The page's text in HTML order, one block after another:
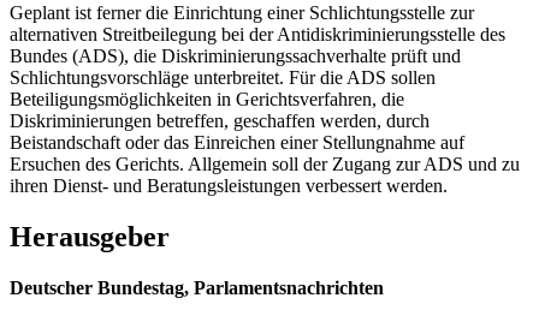
Geplant ist ferner die Einrichtung einer Schlichtungsstelle zur
alternativen Streitbeilegung bei der Antidiskriminierungsstelle des
Bundes (ADS), die Diskriminierungssachverhalte prüft und
Schlichtungsvorschläge unterbreitet. Für die ADS sollen
Beteiligungsmöglichkeiten in Gerichtsverfahren, die
Diskriminierungen betreffen, geschaffen werden, durch
Beistandschaft oder das Einreichen einer Stellungnahme auf
Ersuchen des Gerichts. Allgemein soll der Zugang zur ADS und zu
ihren Dienst- und Beratungsleistungen verbessert werden.
Herausgeber
Deutscher Bundestag, Parlamentsnachrichten